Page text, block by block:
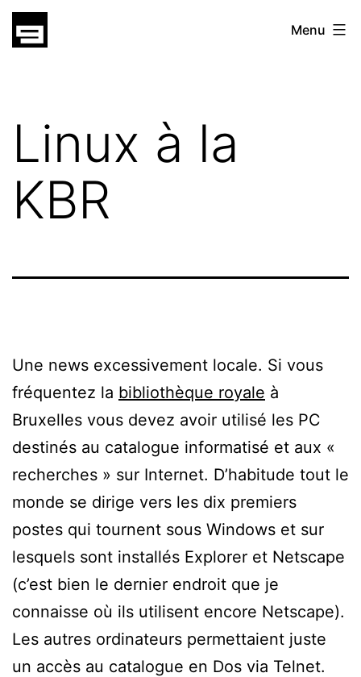
Skip
gatsu
Menu
Linux à la
KBR
Une news excessivement locale. Si vous
fréquentez la bibliothèque royale à
Bruxelles vous devez avoir utilisé les PC
destinés au catalogue informatisé et aux «
recherches » sur Internet. D’habitude tout le
monde se dirige vers les dix premiers
postes qui tournent sous Windows et sur
lesquels sont installés Explorer et Netscape
(c’est bien le dernier endroit que je
connaisse où ils utilisent encore Netscape).
Les autres ordinateurs permettaient juste
un accès au catalogue en Dos via Telnet.